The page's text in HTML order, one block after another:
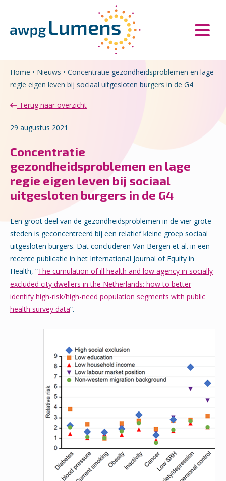
Home • Nieuws • Concentratie gezondheidsproblemen en lage
regie eigen leven bij sociaal uitgesloten burgers in de G4
Terug naar overzicht
29 augustus 2021
Concentratie
gezondheidsproblemen en lage
regie eigen leven bij sociaal
uitgesloten burgers in de G4
Een groot deel van de gezondheidsproblemen in de vier grote
steden is geconcentreerd bij een relatief kleine groep sociaal
uitgesloten burgers. Dat concluderen Van Bergen et al. in een
recente publicatie in het International Journal of Equity in
Health, “The cumulation of ill health and low agency in socially
excluded city dwellers in the Netherlands: how to better
identify high-risk/high-need population segments with public
health survey data”.